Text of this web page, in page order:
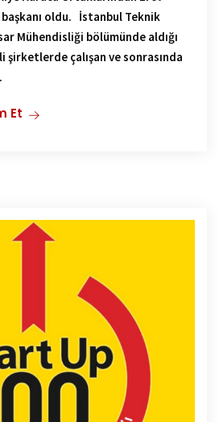
başkanı oldu. İstanbul Teknik
Mühendisliği bölümünde aldığı
şirketlerde çalışan ve sonrasında
Et